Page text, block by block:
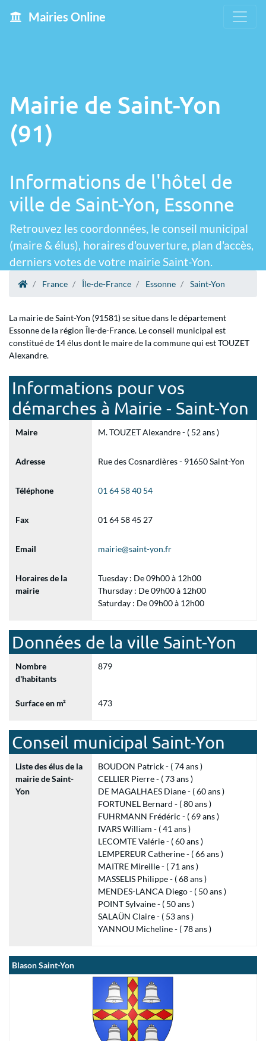
Mairies Online
Mairie de Saint-Yon
(91)
Informations de l'hôtel de
ville de Saint-Yon, Essonne
Retrouvez les coordonnées, le conseil municipal
(maire & élus), horaires d'ouverture, plan d'accès,
derniers votes de votre mairie Saint-Yon.
France Île-de-France Essonne Saint-Yon
La mairie de Saint-Yon (91581) se situe dans le département
Essonne de la région Île-de-France. Le conseil municipal est
constitué de 14 élus dont le maire de la commune qui est TOUZET
Alexandre.
Informations pour vos
démarches à Mairie - Saint-Yon
Maire M. TOUZET Alexandre - ( 52 ans )
Adresse Rue des Cosnardières - 91650 Saint-Yon
Téléphone 01 64 58 40 54
Fax 01 64 58 45 27
Email mairie@saint-yon.fr
Horaires de la
mairie
Tuesday : De 09h00 à 12h00
Thursday : De 09h00 à 12h00
Saturday : De 09h00 à 12h00
Données de la ville Saint-Yon
Nombre
d'habitants
879
Surface en m² 473
Conseil municipal Saint-Yon
Liste des élus de la
mairie de Saint-
Yon
BOUDON Patrick - ( 74 ans )
CELLIER Pierre - ( 73 ans )
DE MAGALHAES Diane - ( 60 ans )
FORTUNEL Bernard - ( 80 ans )
FUHRMANN Frédéric - ( 69 ans )
IVARS William - ( 41 ans )
LECOMTE Valérie - ( 60 ans )
LEMPEREUR Catherine - ( 66 ans )
MAITRE Mireille - ( 71 ans )
MASSELIS Philippe - ( 68 ans )
MENDES-LANCA Diego - ( 50 ans )
POINT Sylvaine - ( 50 ans )
SALAÜN Claire - ( 53 ans )
YANNOU Micheline - ( 78 ans )
Blason Saint-Yon